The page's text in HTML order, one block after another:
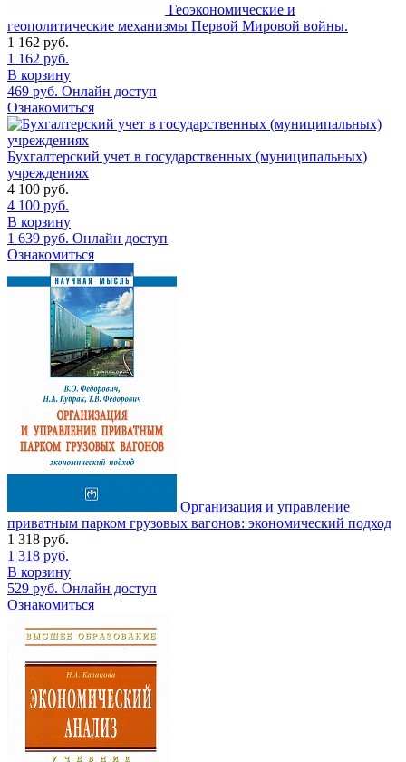
Геоэкономические и
геополитические механизмы Первой Мировой войны.
1 162 руб.
1 162 руб.
В корзину
469 руб. Онлайн доступ
Ознакомиться
Бухгалтерский учет в государственных (муниципальных)
учреждениях
4 100 руб.
4 100 руб.
В корзину
1 639 руб. Онлайн доступ
Ознакомиться
Организация и управление
приватным парком грузовых вагонов: экономический подход
1 318 руб.
1 318 руб.
В корзину
529 руб. Онлайн доступ
Ознакомиться